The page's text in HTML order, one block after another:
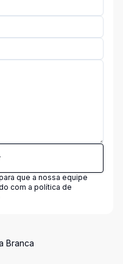
que a nossa equipe
com a política de
Branca